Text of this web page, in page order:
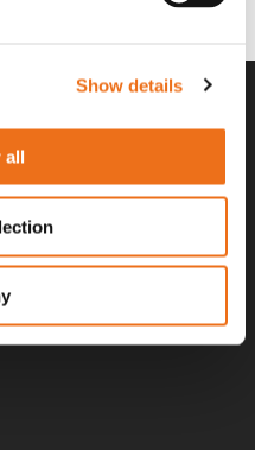
Show details
all
vid köp av ny maskin. Priserna
till exempel